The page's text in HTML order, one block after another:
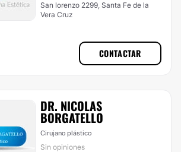
San lorenzo 2299, Santa Fe de la
Vera Cruz
CONTACTAR
DR. NICOLAS
BORGATELLO
Cirujano plástico
Sin opiniones